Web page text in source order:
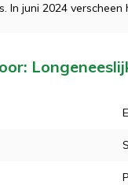
In juni 2024